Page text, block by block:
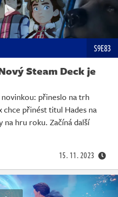
S9E83
Steam Deck je
přineslo na trh
přinést titul Hades na
na hru roku. Začíná další
15. 11. 2023